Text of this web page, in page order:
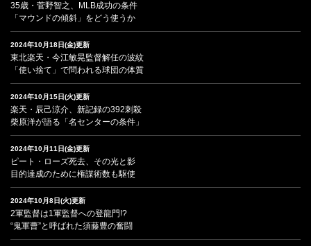
35歳・菅野智之、MLB成功の条件
「マウンドの傾斜」をどう使うか
2024年10月18日(金)更新
東北楽天・今江敏晃監督解任の波紋
「使い捨て」で問われる球団の体質
2024年10月15日(火)更新
楽天・辰己涼介、新記録の392刺殺
柴原洋が語る「名センターの条件」
2024年10月11日(金)更新
ピート・ローズ死去、その光と影
目的達成のために権謀術数も駆使
2024年10月8日(火)更新
2軍監督は1軍監督への登龍門!?
“鬼軍曹”と呼ばれた須藤豊の奮闘